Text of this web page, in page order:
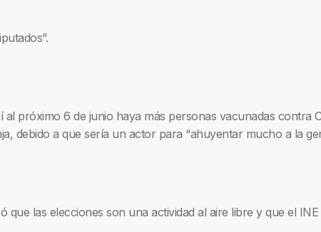
al próximo 6 de junio haya más personas vacunadas contra
debido a que sería un actor para “ahuyentar mucho a la
que las elecciones son una actividad al aire libre y que el